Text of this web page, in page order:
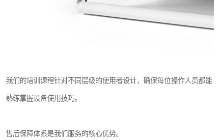
我们的培训课程针对不同层级的使用者设计，确保每位操作人员都能
熟练掌握设备使用技巧。
售后保障体系是我们服务的核心优势。